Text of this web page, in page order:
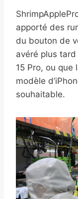
apporté des
du bouton de
avéré plus tard
15 Pro, ou que
modèle
souhaitable.